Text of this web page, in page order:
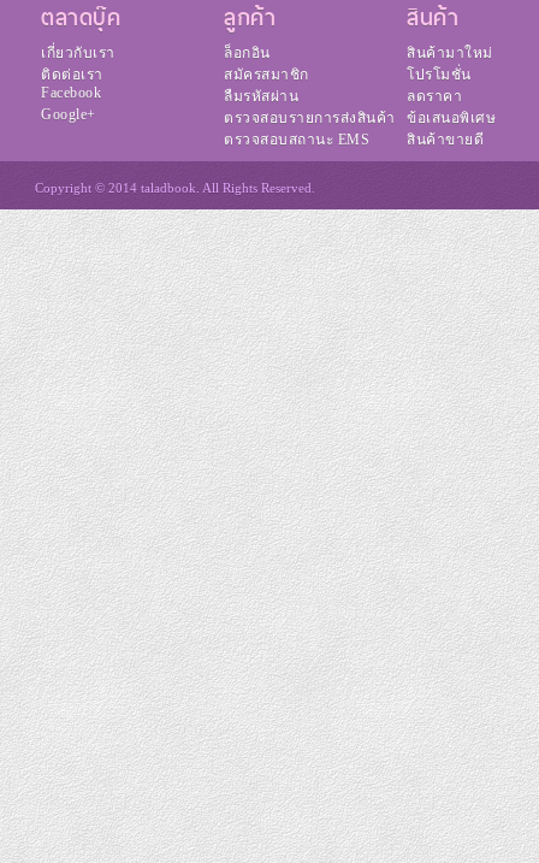
ตลาดบุ๊ค
เกี่ยวกับเรา
ติดต่อเรา
Facebook
Google+
ลูกค้า
ล็อกอิน
สมัครสมาชิก
ลืมรหัสผ่าน
ตรวจสอบรายการส่งสินค้า
ตรวจสอบสถานะ EMS
สินค้า
สินค้ามาใหม่
โปรโมชั่น
ลดราคา
ข้อเสนอพิเศษ
สินค้าขายดี
Copyright © 2014 taladbook. All Rights Reserved.